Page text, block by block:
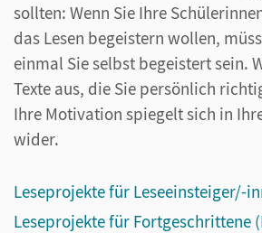
sollten: Wenn Sie Ihre
das Lesen begeistern wollen,
einmal Sie selbst begeistert sein.
Texte aus, die Sie persönlich
Ihre Motivation spiegelt sich in
wider.
Leseprojekte für Fortgeschrittene